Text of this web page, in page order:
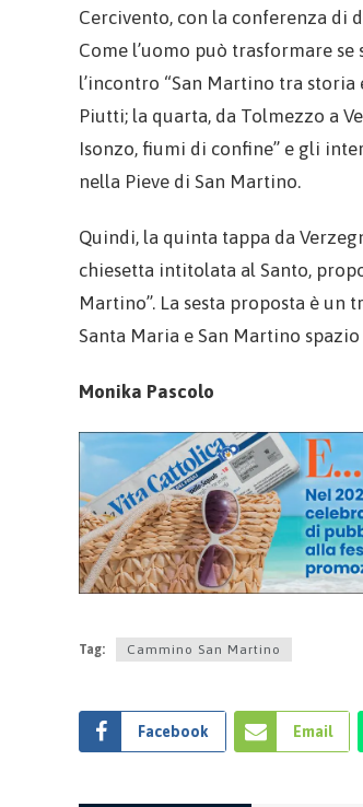
Cercivento, con la conferenza di
Come l’uomo può trasformare
l’incontro “San Martino tra
Piutti; la quarta, da Tolmezzo a
Isonzo, fiumi di confine” e gli
nella Pieve di San Martino.
Quindi, la quinta tappa da
chiesetta intitolata al Santo,
Martino”. La sesta proposta è un
Santa Maria e San Martino
Monika Pascolo
Tag: Cammino San Martino
Facebook Email